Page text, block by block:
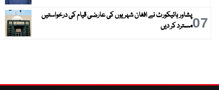
07پشاور ہائیکورٹ نے افغان شہریوں کی عارضی قیام کی درخواستیں
مسترد کر دیں